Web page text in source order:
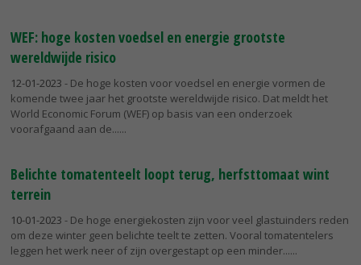
WEF: hoge kosten voedsel en energie grootste
wereldwijde risico
12-01-2023 - De hoge kosten voor voedsel en energie vormen de
komende twee jaar het grootste wereldwijde risico. Dat meldt het
World Economic Forum (WEF) op basis van een onderzoek
voorafgaand aan de...
Belichte tomatenteelt loopt terug, herfsttomaat wint
terrein
10-01-2023 - De hoge energiekosten zijn voor veel glastuinders reden
om deze winter geen belichte teelt te zetten. Vooral tomatentelers
leggen het werk neer of zijn overgestapt op een minder...